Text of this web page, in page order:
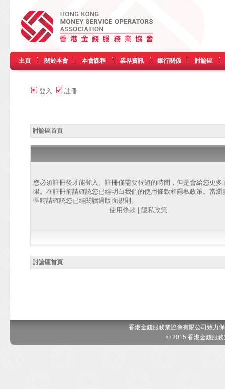
主頁 關於本會 本會課程 業界資訊 銀行關係 討論區
登入 註冊
討論區首頁
您必須註冊後才能登入。註冊僅需要很短的時間，但是會給您更多
限。在註冊前請確認您已經明白我們的使用條款和隱私政策。當瀏
區時請確認您已經閱讀過版面規則。
使用條款
隱私政策
討論區首頁
香港金錢服務業協會有限公司致力
© 2015 香港金錢服